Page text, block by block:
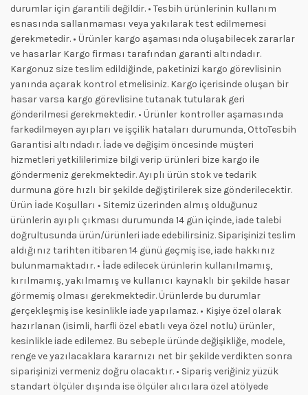
durumlar için garantili değildir. • Tesbih ürünlerinin kullanım
esnasında sallanmaması veya yakılarak test edilmemesi
gerekmetedir. • Ürünler kargo aşamasında oluşabilecek zararlar
ve hasarlar Kargo firması tarafından garanti altındadır.
Kargonuz size teslim edildiğinde, paketinizi kargo görevlisinin
yanında açarak kontrol etmelisiniz. Kargo içerisinde oluşan bir
hasar varsa kargo görevlisine tutanak tutularak geri
gönderilmesi gerekmektedir. • Ürünler kontroller aşamasında
farkedilmeyen ayıpları ve işçilik hataları durumunda, OttoTesbih
Garantisi altındadır. İade ve değişim öncesinde müşteri
hizmetleri yetkililerimize bilgi verip ürünleri bize kargo ile
göndermeniz gerekmektedir. Ayıplı ürün stok ve tedarik
durmuna göre hızlı bir şekilde değiştirilerek size gönderilecektir.
Ürün İade Koşulları • Sitemiz üzerinden almış olduğunuz
ürünlerin ayıplı çıkması durumunda 14 gün içinde, iade talebi
doğrultusunda ürün/ürünleri iade edebilirsiniz. Siparişinizi teslim
aldığınız tarihten itibaren 14 günü geçmiş ise, iade hakkınız
bulunmamaktadır. • İade edilecek ürünlerin kullanılmamış,
kırılmamış, yakılmamış ve kullanıcı kaynaklı bir şekilde hasar
görmemiş olması gerekmektedir. Ürünlerde bu durumlar
gerçekleşmiş ise kesinlikle iade yapılamaz. • Kişiye özel olarak
hazırlanan (isimli, harfli özel ebatlı veya özel notlu) ürünler,
kesinlikle iade edilemez. Bu sebeple üründe değişikliğe, modele,
renge ve yazılacaklara kararnızı net bir şekilde verdikten sonra
siparişinizi vermeniz doğru olacaktır. • Sipariş veriğiniz yüzük
standart ölçüler dışında ise ölçüler alıcılara özel atölyede